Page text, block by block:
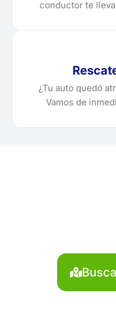
conductor te
¿Tu auto quedó
Vamos de